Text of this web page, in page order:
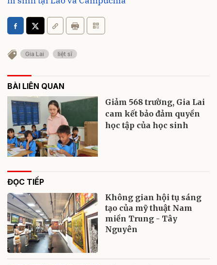
Gia Lai liệt sĩ
BÀI LIÊN QUAN
Giảm 568 trường, Gia Lai
cam kết bảo đảm quyền
học tập của học sinh
ĐỌC TIẾP
Không gian hội tụ sáng
tạo của mỹ thuật Nam
miền Trung - Tây
Nguyên